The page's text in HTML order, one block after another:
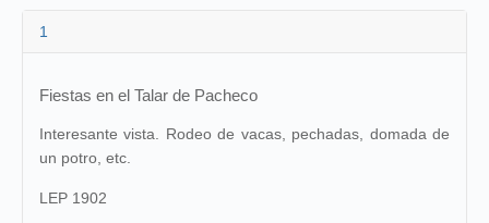
1
Fiestas en el Talar de Pacheco
Interesante vista. Rodeo de vacas, pechadas, domada de
un potro, etc.
LEP 1902